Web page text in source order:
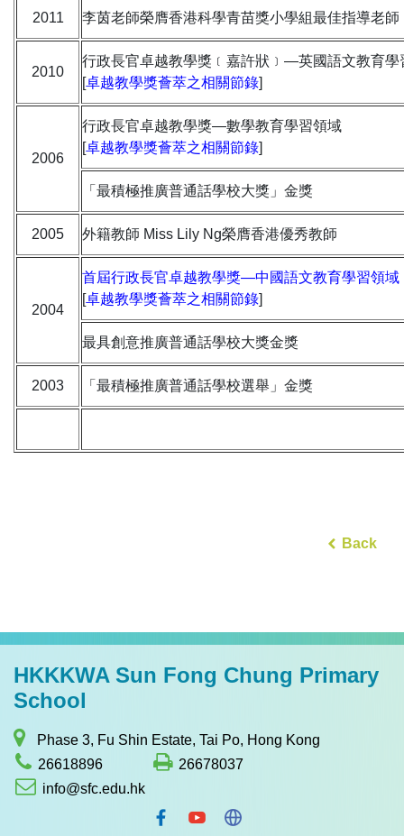
2011 李茵老師榮膺香港科學青苗獎小學組最佳指導老師
2010
行政長官卓越教學獎﹝嘉許狀﹞—英國語文教育學
[卓越教學獎薈萃之相關節錄]
2006
行政長官卓越教學獎—數學教育學習領域
[卓越教學獎薈萃之相關節錄]
「最積極推廣普通話學校大獎」金獎
2005 外籍教師 Miss Lily Ng榮膺香港優秀教師
2004
首屆行政長官卓越教學獎—中國語文教育學習領域
[卓越教學獎薈萃之相關節錄]
最具創意推廣普通話學校大獎金獎
2003 「最積極推廣普通話學校選舉」金獎
Back
HKKKWA Sun Fong Chung Primary
School
Phase 3, Fu Shin Estate, Tai Po, Hong Kong
26618896
26678037
info@sfc.edu.hk